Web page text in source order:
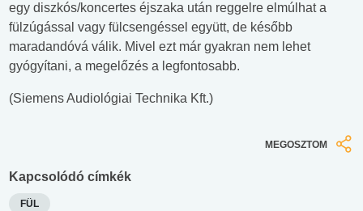
egy diszkós/koncertes éjszaka után reggelre elmúlhat a
fülzúgással vagy fülcsengéssel együtt, de később
maradandóvá válik. Mivel ezt már gyakran nem lehet
gyógyítani, a megelőzés a legfontosabb.
(Siemens Audiológiai Technika Kft.)
MEGOSZTOM
Kapcsolódó címkék
FÜL